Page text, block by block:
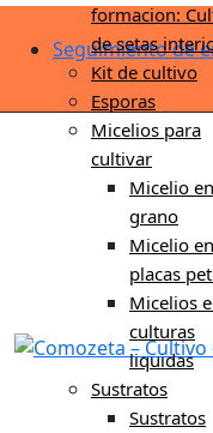
Seguimiento de
formacion:
de setas
Kit de cultivo
Esporas
Micelios para
cultivar
Micelio en
grano
Micelio en
placas
Micelios
culturas
liquidas
Sustratos
Sustratos